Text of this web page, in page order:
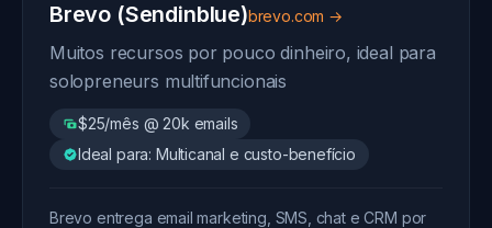
Brevo (Sendinblue)brevo.com →
Muitos recursos por pouco dinheiro, ideal para
solopreneurs multifuncionais
$25/mês @ 20k emails
Ideal para: Multicanal e custo-benefício
Brevo entrega email marketing, SMS, chat e CRM por